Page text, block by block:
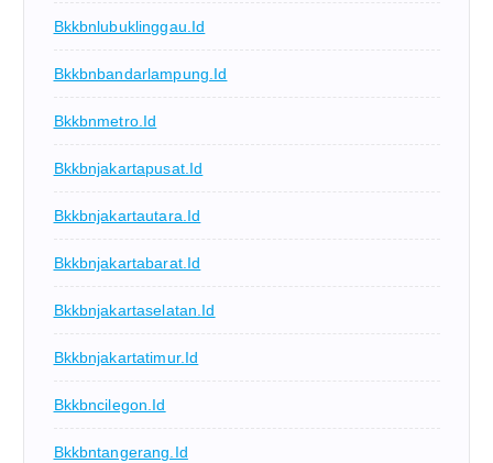
Bkkbnlubuklinggau.id
Bkkbnbandarlampung.id
Bkkbnmetro.id
Bkkbnjakartapusat.id
Bkkbnjakartautara.id
Bkkbnjakartabarat.id
Bkkbnjakartaselatan.id
Bkkbnjakartatimur.id
Bkkbncilegon.id
Bkkbntangerang.id